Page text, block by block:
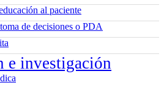
al paciente
de decisiones o PDA
e investigación